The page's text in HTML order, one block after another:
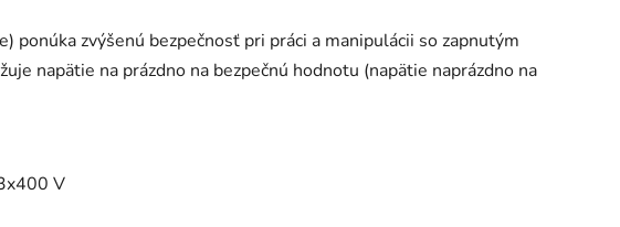
ponúka zvýšenú bezpečnosť pri práci a manipulácii so zapnutým
napätie na prázdno na bezpečnú hodnotu (napätie naprázdno na
V